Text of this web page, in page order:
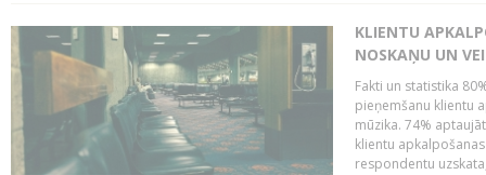
KLIENTU
NOSKAŅU UN
Fakti un statistika
pieņemšanu klientu
mūzika. 74%
klientu
respondentu